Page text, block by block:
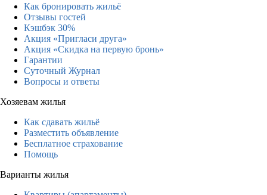
Как бронировать жильё
Отзывы гостей
Кэшбэк 30%
Акция «Пригласи друга»
Акция «Скидка на первую бронь»
Гарантии
Суточный Журнал
Вопросы и ответы
Хозяевам жилья
Как сдавать жильё
Разместить объявление
Бесплатное страхование
Помощь
Варианты жилья